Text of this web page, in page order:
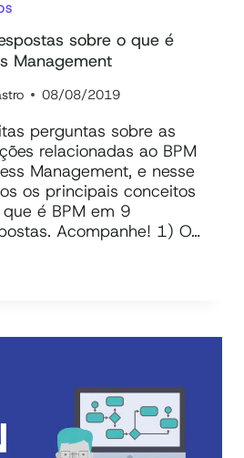
sobre o que é
Management
08/08/2019
perguntas sobre as
relacionadas ao BPM
Management, e nesse
os principais conceitos
é BPM em 9
Acompanhe! 1) O…